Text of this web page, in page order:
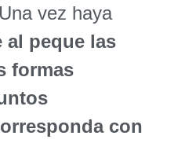
vez haya
al peque las
formas
con